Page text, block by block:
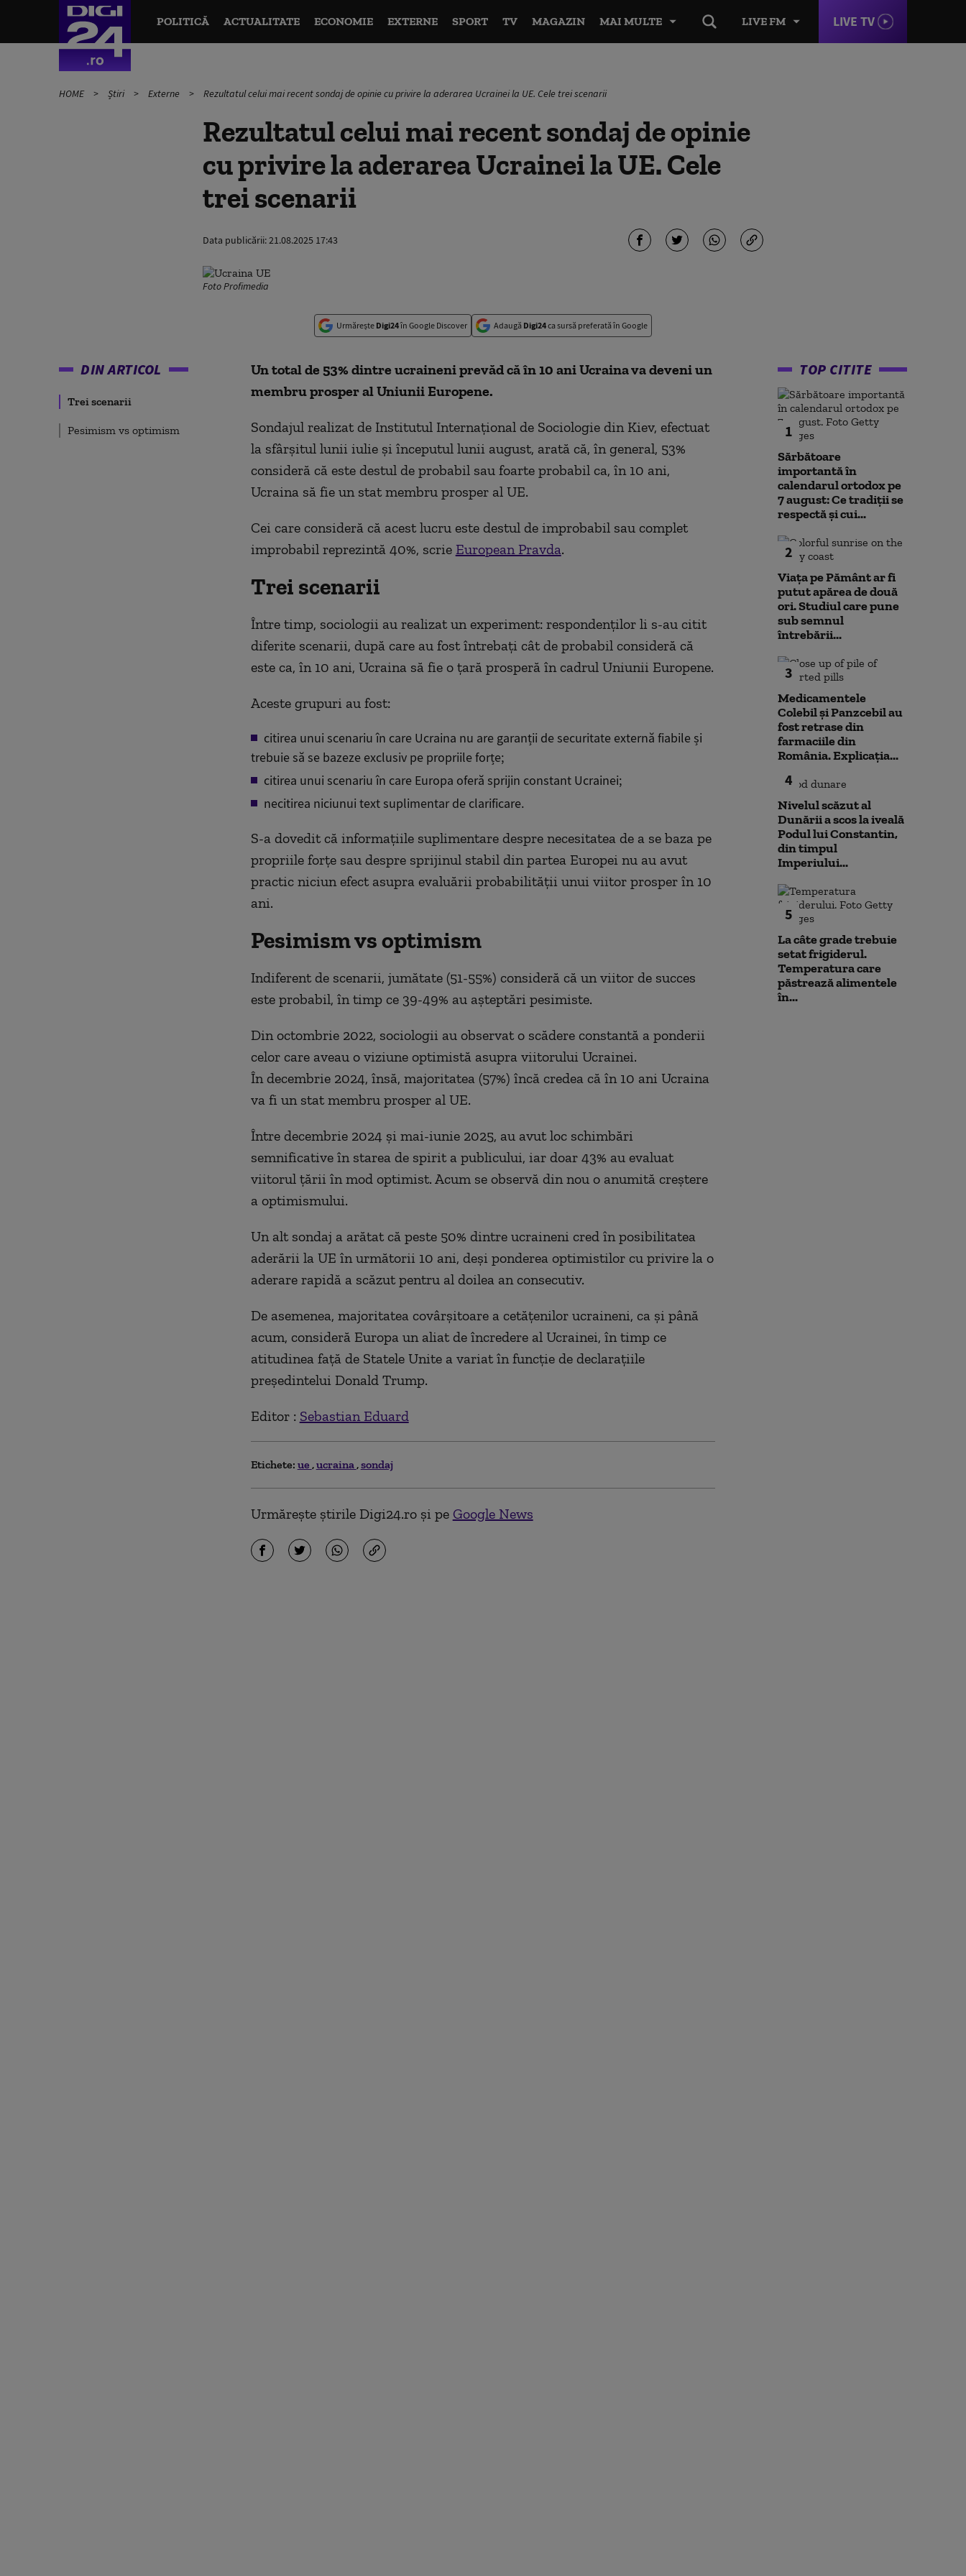
LIVE FM LIVE TV
POLITICĂ ACTUALITATE ECONOMIE EXTERNE SPORT TV MAGAZIN MAI MULTE
HOME Știri Externe Rezultatul celui mai recent sondaj de opinie cu privire la aderarea Ucrainei la UE. Cele trei scenarii
Rezultatul celui mai recent sondaj de opinie
cu privire la aderarea Ucrainei la UE. Cele
trei scenarii
Data publicării:21.08.2025 17:43
Foto Profimedia
Urmărește Digi24în Google Discover Adaugă Digi24ca sursă preferată în Google
DIN ARTICOL
Trei scenarii
Pesimism vs optimism
Un total de 53% dintre ucraineni prevăd că în 10 ani Ucraina va deveni un
membru prosper al Uniunii Europene.
Sondajul realizat de Institutul Internațional de Sociologie din Kiev, efectuat
la sfârșitul lunii iulie și începutul lunii august, arată că, în general, 53%
consideră că este destul de probabil sau foarte probabil ca, în 10 ani,
Ucraina să fie un stat membru prosper al UE.
Cei care consideră că acest lucru este destul de improbabil sau complet
improbabil reprezintă 40%, scrie European Pravda.
Trei scenarii
Între timp, sociologii au realizat un experiment: respondenților li s-au citit
diferite scenarii, după care au fost întrebați cât de probabil consideră că
este ca, în 10 ani, Ucraina să fie o țară prosperă în cadrul Uniunii Europene.
Aceste grupuri au fost:
citirea unui scenariu în care Ucraina nu are garanții de securitate externă fiabile și
trebuie să se bazeze exclusiv pe propriile forțe;
citirea unui scenariu în care Europa oferă sprijin constant Ucrainei;
necitirea niciunui text suplimentar de clarificare.
S-a dovedit că informațiile suplimentare despre necesitatea de a se baza pe
propriile forțe sau despre sprijinul stabil din partea Europei nu au avut
practic niciun efect asupra evaluării probabilității unui viitor prosper în 10
ani.
Pesimism vs optimism
Indiferent de scenarii, jumătate (51-55%) consideră că un viitor de succes
este probabil, în timp ce 39-49% au așteptări pesimiste.
Din octombrie 2022, sociologii au observat o scădere constantă a ponderii
celor care aveau o viziune optimistă asupra viitorului Ucrainei.
În decembrie 2024, însă, majoritatea (57%) încă credea că în 10 ani Ucraina
va fi un stat membru prosper al UE.
Între decembrie 2024 și mai-iunie 2025, au avut loc schimbări
semnificative în starea de spirit a publicului, iar doar 43% au evaluat
viitorul țării în mod optimist. Acum se observă din nou o anumită creștere
a optimismului.
Un alt sondaj a arătat că peste 50% dintre ucraineni cred în posibilitatea
aderării la UE în următorii 10 ani, deși ponderea optimistilor cu privire la o
aderare rapidă a scăzut pentru al doilea an consecutiv.
De asemenea, majoritatea covârșitoare a cetățenilor ucraineni, ca și până
acum, consideră Europa un aliat de încredere al Ucrainei, în timp ce
atitudinea față de Statele Unite a variat în funcție de declarațiile
președintelui Donald Trump.
Editor : Sebastian Eduard
Etichete: ue ucraina sondaj
Urmărește știrile Digi24.ro și pe Google News
TOP CITITE
1
Sărbătoare
importantă în
calendarul ortodox pe
7 august: Ce tradiții se
respectă și cui...
2
Viața pe Pământ ar fi
putut apărea de două
ori. Studiul care pune
sub semnul
întrebării...
3
Medicamentele
Colebil și Panzcebil au
fost retrase din
farmaciile din
România. Explicația...
4
Nivelul scăzut al
Dunării a scos la iveală
Podul lui Constantin,
din timpul
Imperiului...
5
La câte grade trebuie
setat frigiderul.
Temperatura care
păstrează alimentele
în...